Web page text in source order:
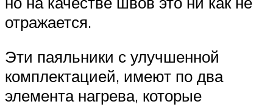
отражается.
Эти паяльники с улучшенной
комплектацией, имеют по два
элемента нагрева, которые